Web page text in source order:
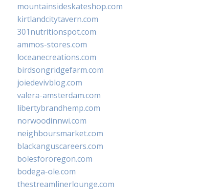
mountainsideskateshop.com
kirtlandcitytavern.com
301nutritionspot.com
ammos-stores.com
loceanecreations.com
birdsongridgefarm.com
joiedevivblog.com
valera-amsterdam.com
libertybrandhemp.com
norwoodinnwi.com
neighboursmarket.com
blackanguscareers.com
bolesfororegon.com
bodega-ole.com
thestreamlinerlounge.com